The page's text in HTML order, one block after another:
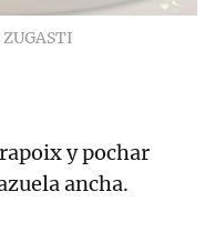
y pochar
ancha.